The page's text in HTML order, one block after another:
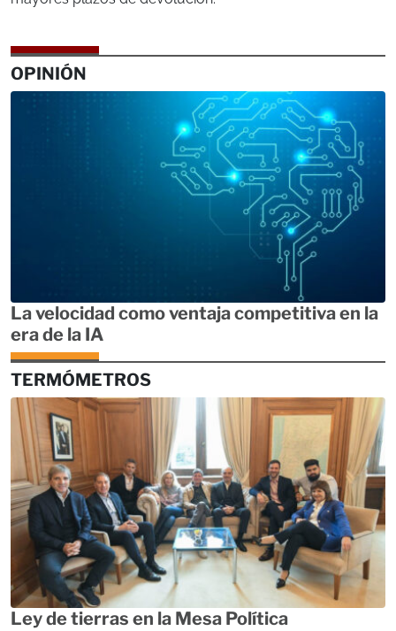
OPINIÓN
La velocidad como ventaja competitiva en la
era de la IA
TERMÓMETROS
Ley de tierras en la Mesa Política